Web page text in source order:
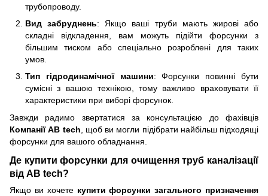
трубопроводу.
Вид забруднень: Якщо ваші труби мають жирові або
складні відкладення, вам можуть підійти форсунки з
більшим тиском або спеціально розроблені для таких
умов.
Тип гідродинамічної машини: Форсунки повинні бути
сумісні з вашою технікою, тому важливо враховувати її
характеристики при виборі форсунок.
Завжди радимо звертатися за консультацією до фахівців
Компанії AB tech , щоб ви могли підібрати найбільш підходящі
форсунки для вашого обладнання.
Де купити форсунки для очищення труб каналізації
від AB tech?
Якщо ви хочете купити форсунки загального призначення